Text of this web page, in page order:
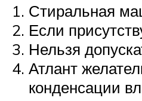
Стиральная
Если
Нельзя
Атлант
конденсации